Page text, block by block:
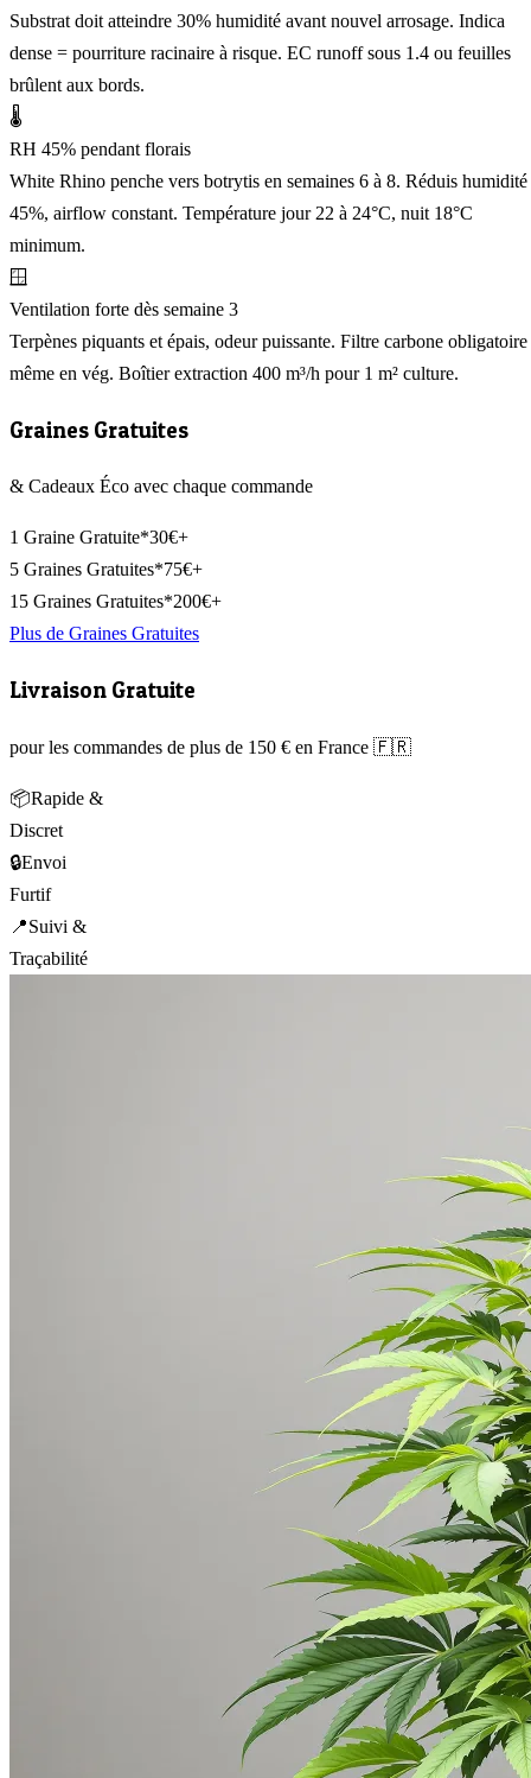
Substrat doit atteindre 30% humidité avant nouvel arrosage. Indica
dense = pourriture racinaire à risque. EC runoff sous 1.4 ou feuilles
brûlent aux bords.
🌡️
RH 45% pendant florais
White Rhino penche vers botrytis en semaines 6 à 8. Réduis humidité
45%, airflow constant. Température jour 22 à 24°C, nuit 18°C
minimum.
🪟
Ventilation forte dès semaine 3
Terpènes piquants et épais, odeur puissante. Filtre carbone obligatoire
même en vég. Boîtier extraction 400 m³/h pour 1 m² culture.
Graines Gratuites
& Cadeaux Éco avec chaque commande
1 Graine Gratuite*30€+
5 Graines Gratuites*75€+
15 Graines Gratuites*200€+
Plus de Graines Gratuites
Livraison Gratuite
pour les commandes de plus de 150 € en France 🇫🇷
📦Rapide &
Discret
🔒Envoi
Furtif
📍Suivi &
Traçabilité